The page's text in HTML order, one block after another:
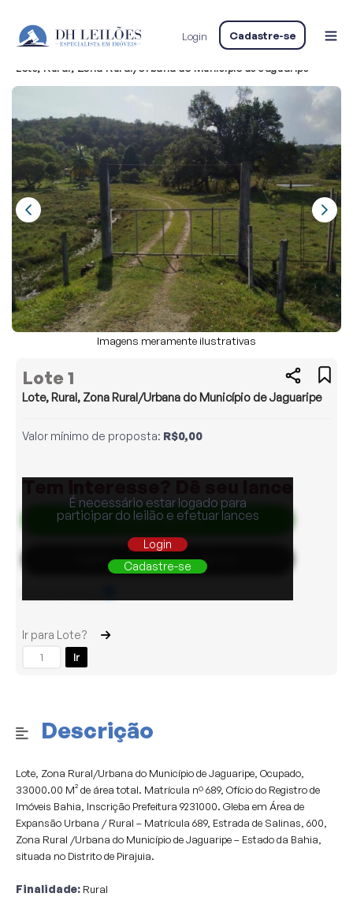
Login Cadastre-se
LEILÃO DE DIVERSOS IMÓVEIS RESIDENCIAIS E RURAIS
RESIDENCIAL
Lote
Lote, Rural, Zona Rural/Urbana do Município de Jaguaripe
Imagens meramente ilustrativas
Descrição
Lote, Zona Rural/Urbana do Município de Jaguaripe, Ocupado,
33000.00 M² de área total. Matrícula nº 689, Ofício do Registro de
Imóveis Bahia, Inscrição Prefeitura 9231000. Gleba em Área de
Expansão Urbana / Rural – Matrícula 689, Estrada de Salinas, 600,
Zona Rural /Urbana do Município de Jaguaripe – Estado da Bahia,
situada no Distrito de Pirajuia.
Finalidade: Rural
Lote 1
Lote, Rural, Zona Rural/Urbana do Município de Jaguaripe
Valor mínimo de proposta: R$0,00
Enviar Proposta
Habilite-se para efetuar lances
É necessário estar logado para
participar do leilão e efetuar lances
Login
Cadastre-se
Ir para Lote?
Ir